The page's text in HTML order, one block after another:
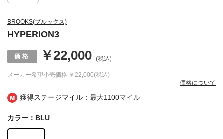
獲得ステージマイル：最大1100マイル
BROOKS(ブルックス)
HYPERION3
メーカー希望小売価格 ￥22,000(税込)
￥22,000 (税込)
価格について
カラー：BLU